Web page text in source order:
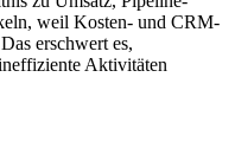
weil Kosten- und CRM-
erschwert es,
Aktivitäten